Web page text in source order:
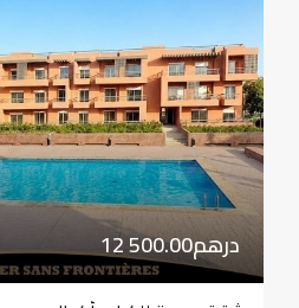
12 500.00درهم